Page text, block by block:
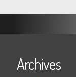
Archives